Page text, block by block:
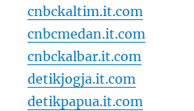
cnbckaltim.it.com
cnbcmedan.it.com
cnbckalbar.it.com
detikjogja.it.com
detikpapua.it.com